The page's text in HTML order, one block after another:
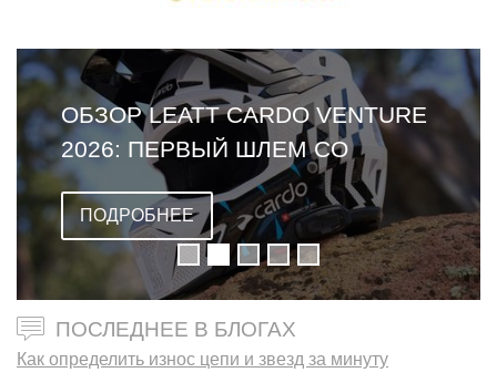
ОБЗОР LEATT CARDO VENTURE
2026: ПЕРВЫЙ ШЛЕМ СО
ВСТРОЕННОЙ ГАРНИТУРОЙ
ПОДРОБНЕЕ
ПОСЛЕДНЕЕ В БЛОГАХ
Как определить износ цепи и звезд за минуту